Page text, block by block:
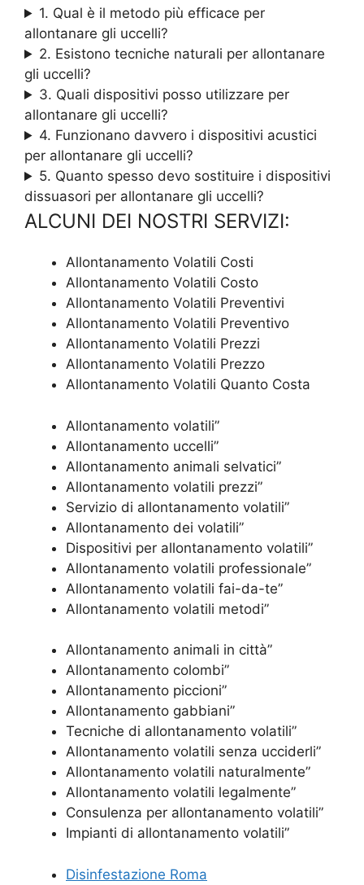
1. Qual è il metodo più efficace per
allontanare gli uccelli?
2. Esistono tecniche naturali per allontanare
gli uccelli?
3. Quali dispositivi posso utilizzare per
allontanare gli uccelli?
4. Funzionano davvero i dispositivi acustici
per allontanare gli uccelli?
5. Quanto spesso devo sostituire i dispositivi
dissuasori per allontanare gli uccelli?
ALCUNI DEI NOSTRI SERVIZI:
Allontanamento Volatili Costi
Allontanamento Volatili Costo
Allontanamento Volatili Preventivi
Allontanamento Volatili Preventivo
Allontanamento Volatili Prezzi
Allontanamento Volatili Prezzo
Allontanamento Volatili Quanto Costa
Allontanamento volatili”
Allontanamento uccelli”
Allontanamento animali selvatici”
Allontanamento volatili prezzi”
Servizio di allontanamento volatili”
Allontanamento dei volatili”
Dispositivi per allontanamento volatili”
Allontanamento volatili professionale”
Allontanamento volatili fai-da-te”
Allontanamento volatili metodi”
Allontanamento animali in città”
Allontanamento colombi”
Allontanamento piccioni”
Allontanamento gabbiani”
Tecniche di allontanamento volatili”
Allontanamento volatili senza ucciderli”
Allontanamento volatili naturalmente”
Allontanamento volatili legalmente”
Consulenza per allontanamento volatili”
Impianti di allontanamento volatili”
Disinfestazione Roma